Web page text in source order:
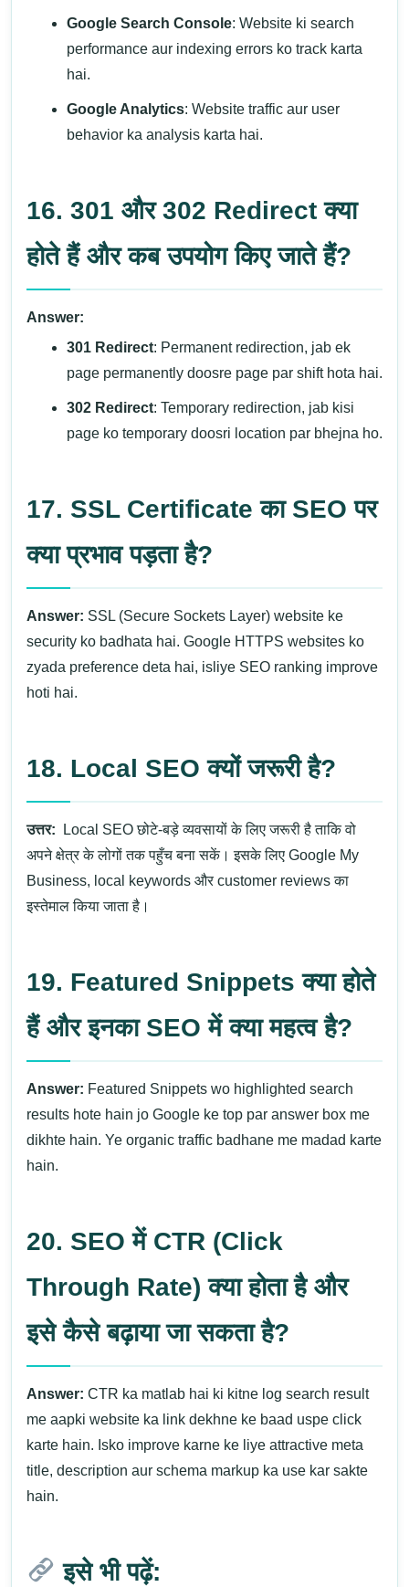
Google Search Console: Website ki search
performance aur indexing errors ko track karta
hai.
Google Analytics: Website traffic aur user
behavior ka analysis karta hai.
16. 301 और 302 Redirect क्या
होते हैं और कब उपयोग किए जाते हैं?
Answer:
301 Redirect: Permanent redirection, jab ek
page permanently doosre page par shift hota hai.
302 Redirect: Temporary redirection, jab kisi
page ko temporary doosri location par bhejna ho.
17. SSL Certificate का SEO पर
क्या प्रभाव पड़ता है?
Answer: SSL (Secure Sockets Layer) website ke
security ko badhata hai. Google HTTPS websites ko
zyada preference deta hai, isliye SEO ranking improve
hoti hai.
18. Local SEO क्यों जरूरी है?
उत्तर:
Local SEO छोटे-बड़े व्यवसायों के लिए जरूरी है ताकि वो
अपने क्षेत्र के लोगों तक पहुँच बना सकें। इसके लिए Google My
Business, local keywords और customer reviews का
इस्तेमाल किया जाता है।
19. Featured Snippets क्या होते
हैं और इनका SEO में क्या महत्व है?
Answer: Featured Snippets wo highlighted search
results hote hain jo Google ke top par answer box me
dikhte hain. Ye organic traffic badhane me madad karte
hain.
20. SEO में CTR (Click
Through Rate) क्या होता है और
इसे कैसे बढ़ाया जा सकता है?
Answer: CTR ka matlab hai ki kitne log search result
me aapki website ka link dekhne ke baad uspe click
karte hain. Isko improve karne ke liye attractive meta
title, description aur schema markup ka use kar sakte
hain.
इसे भी पढ़ें: